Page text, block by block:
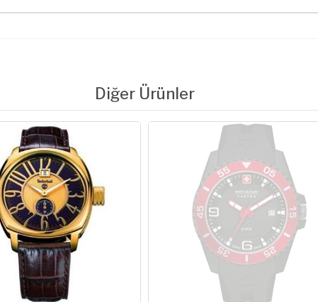
Diğer Ürünler